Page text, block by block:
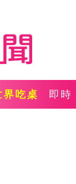
界吃桌 即時